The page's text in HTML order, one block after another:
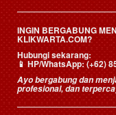
INGIN BERGABUNG
KLIKWARTA.COM?
Hubungi sekarang:
📱HP/WhatsApp:(+62)
Ayo bergabung dan
profesional, dan